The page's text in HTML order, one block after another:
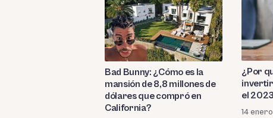
Bad Bunny: ¿Cómo es la
mansión de 8,8 millones de
dólares que compró en
California?
¿Por
invertir
el
14